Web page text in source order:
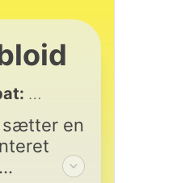
USA?
sætter en